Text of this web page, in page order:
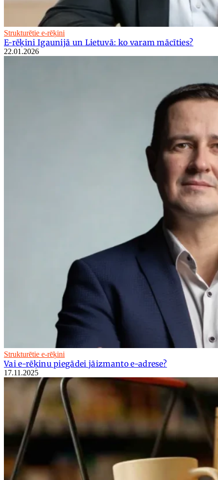
Strukturētie e-rēķini
E-rēķini Igaunijā un Lietuvā: ko varam mācīties?
22.01.2026
Strukturētie e-rēķini
Vai e-rēķinu piegādei jāizmanto e-adrese?
17.11.2025